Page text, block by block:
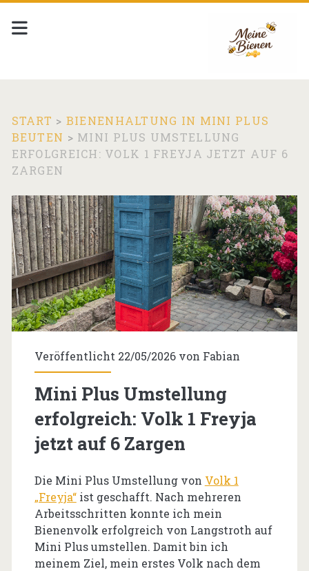
START > BIENENHALTUNG IN MINI PLUS
BEUTEN > MINI PLUS UMSTELLUNG
ERFOLGREICH: VOLK 1 FREYJA JETZT AUF 6
ZARGEN
Veröffentlicht 22/05/2026 von Fabian
Mini Plus Umstellung
erfolgreich: Volk 1 Freyja
jetzt auf 6 Zargen
Die Mini Plus Umstellung von Volk 1
„Freyja“ist geschafft. Nach mehreren
Arbeitsschritten konnte ich mein
Bienenvolk erfolgreich von Langstroth auf
Mini Plus umstellen. Damit bin ich
meinem Ziel, mein erstes Volk nach dem